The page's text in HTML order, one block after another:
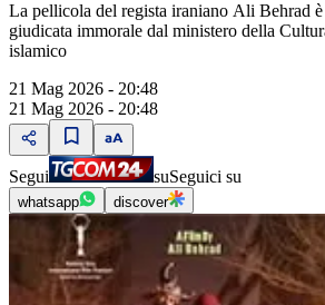
La pellicola del regista iraniano Ali Behrad è
giudicata immorale dal ministero della
islamico
21 Mag 2026 - 20:48
21 Mag 2026 - 20:48
Segui suSeguici su
whatsapp discover